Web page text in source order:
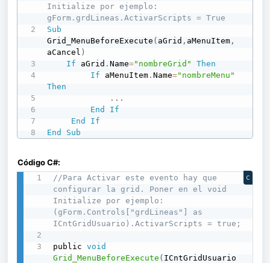
Initialize por ejemplo:
gForm.grdLineas.ActivarScripts = True
Sub
Grid_MenuBeforeExecute ( aGrid , aMenuItem ,
aCancel )
If aGrid .Name="nombreGrid"
Then
If aMenuItem .Name="nombreMenu"
Then
. . .
End
If
End
If
End
Sub
Código C#:
//Para Activar este evento hay que
configurar la grid. Poner en el void
Initialize por ejemplo:
(gForm.Controls["grdLineas"] as
ICntGridUsuario).ActivarScripts = true;
public void
Grid_MenuBeforeExecute ( ICntGridUsuario
C